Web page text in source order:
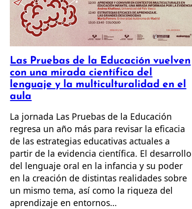
Las Pruebas de la Educación vuelven
con una mirada científica del
lenguaje y la multiculturalidad en el
aula
La jornada Las Pruebas de la Educación
regresa un año más para revisar la eficacia
de las estrategias educativas actuales a
partir de la evidencia científica. El desarrollo
del lenguaje oral en la infancia y su poder
en la creación de distintas realidades sobre
un mismo tema, así como la riqueza del
aprendizaje en entornos…